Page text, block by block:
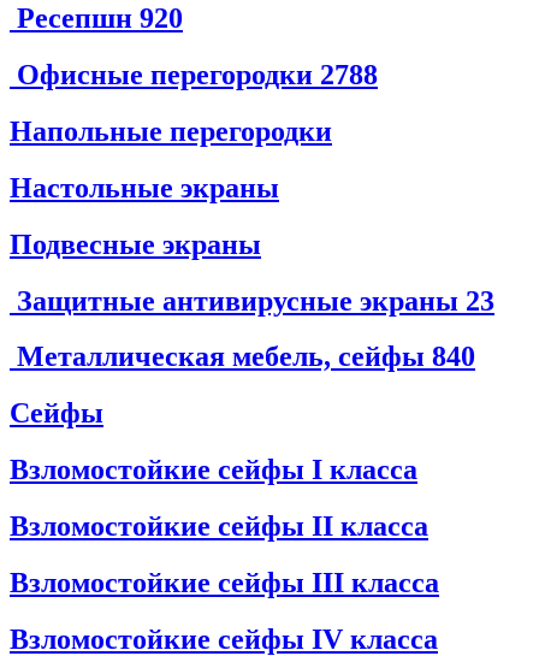
Ресепшн 920
Офисные перегородки 2788
Напольные перегородки
Настольные экраны
Подвесные экраны
Защитные антивирусные экраны 23
Металлическая мебель, сейфы 840
Сейфы
Взломостойкие сейфы I класса
Взломостойкие сейфы II класса
Взломостойкие сейфы III класса
Взломостойкие сейфы IV класса